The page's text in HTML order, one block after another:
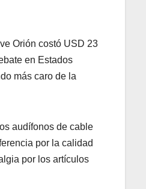
Orión costó USD 23
en Estados
más caro de la
audífonos de cable
por la calidad
por los artículos